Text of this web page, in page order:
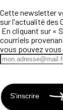
Cette newsletter
sur l'actualité des
En cliquant sur «
courriels
vous pouvez vous
S'inscrire